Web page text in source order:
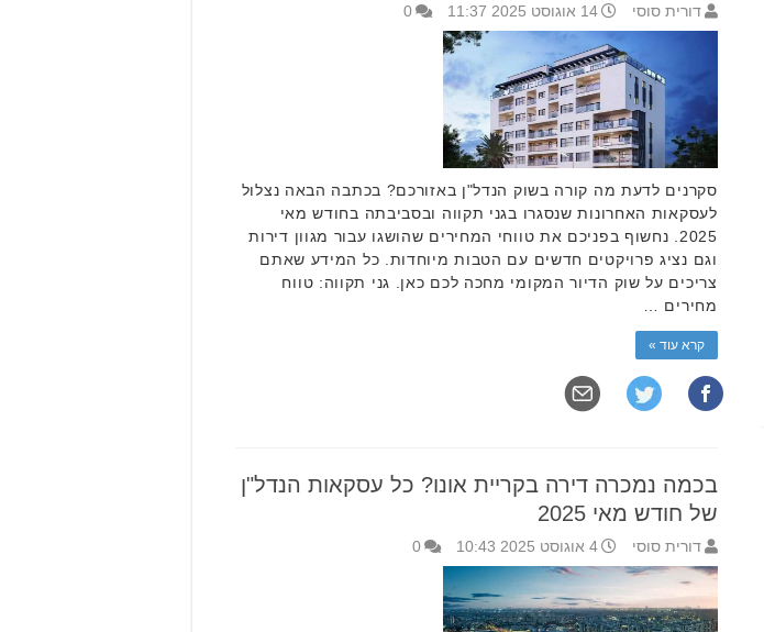
דורית סוסי 14 אוגוסט 2025 11:37 0
סקרנים לדעת מה קורה בשוק הנדל"ן באזורכם? בכתבה הבאה נצלול
לעסקאות האחרונות שנסגרו בגני תקווה ובסביבתה בחודש מאי
2025. נחשוף בפניכם את טווחי המחירים שהושגו עבור מגוון דירות
וגם נציג פרויקטים חדשים עם הטבות מיוחדות. כל המידע שאתם
צריכים על שוק הדיור המקומי מחכה לכם כאן. גני תקווה: טווח
מחירים …
קרא עוד »
בכמה נמכרה דירה בקריית אונו? כל עסקאות הנדל"ן
של חודש מאי 2025
דורית סוסי 4 אוגוסט 2025 10:43 0